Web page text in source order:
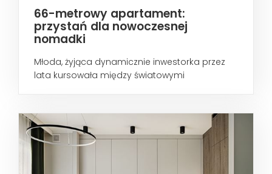
66-metrowy apartament:
przystań dla nowoczesnej
nomadki
Młoda, żyjąca dynamicznie inwestorka przez
lata kursowała między światowymi